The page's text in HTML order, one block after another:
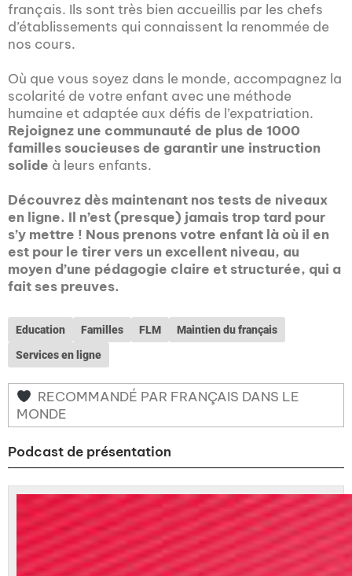
français. Ils sont très bien accueillis par les chefs
d’établissements qui connaissent la renommée de
nos cours.
Où que vous soyez dans le monde, accompagnez la
scolarité de votre enfant avec une méthode
humaine et adaptée aux défis de l’expatriation.
Rejoignez une communauté de plus de 1000
familles soucieuses de garantir une instruction
solide à leurs enfants.
Découvrez dès maintenant nos tests de niveaux
en ligne. Il n’est (presque) jamais trop tard pour
s’y mettre ! Nous prenons votre enfant là où il en
est pour le tirer vers un excellent niveau, au
moyen d’une pédagogie claire et structurée, qui a
fait ses preuves.
Education Familles FLM
Maintien du français
Services en ligne
RECOMMANDÉ PAR FRANÇAIS DANS LE
MONDE
Podcast de présentation